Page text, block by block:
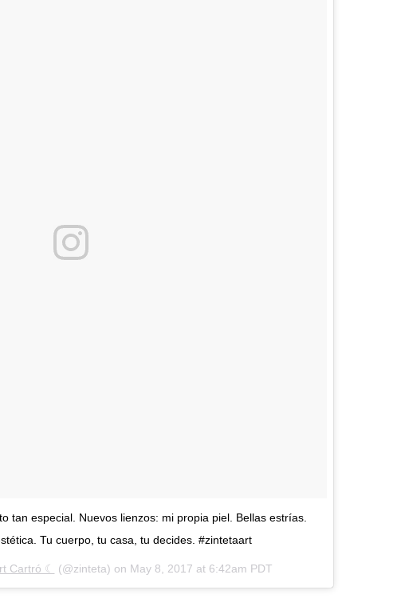
tan especial. Nuevos lienzos: mi propia piel. Bellas estrías.
Tu cuerpo, tu casa, tu decides. #zintetaart
Cartró ☾ (@zinteta) on May 8, 2017 at 6:42am PDT